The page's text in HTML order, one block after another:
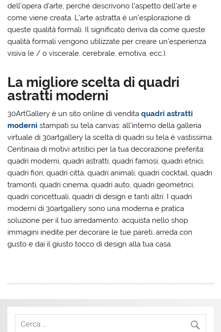
dell’opera d’arte, perché descrivono l’aspetto dell’arte e
come viene creata. L’arte astratta è un’esplorazione di
queste qualità formali. Il significato deriva da come queste
qualità formali vengono utilizzate per creare un’esperienza
visiva (e / o viscerale, cerebrale, emotiva, ecc.).
La migliore scelta di quadri
astratti moderni
30ArtGallery è un sito online di venditaquadri astratti
moderni stampati su tela canvas: all’interno della galleria
virtuale di 30artgallery la scelta di quadri su tela è vastissima.
Centinaia di motivi artistici per la tua decorazione preferita:
quadri moderni, quadri astratti, quadri famosi, quadri etnici,
quadri fiori, quadri città, quadri animali, quadri cocktail, quadri
tramonti, quadri cinema, quadri auto, quadri geometrici,
quadri concettuali, quadri di design e tanti altri. I quadri
moderni di 30artgallery sono una moderna e pratica
soluzione per il tuo arredamento: acquista nello shop
immagini inedite per decorare le tue pareti, arreda con
gusto e dai il giusto tocco di design alla tua casa.